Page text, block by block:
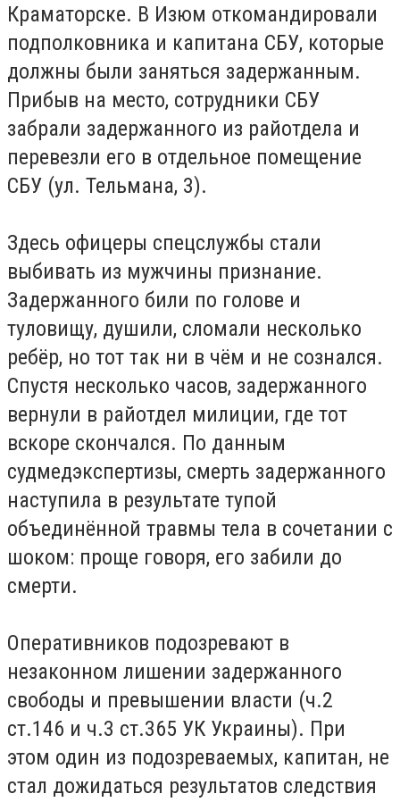
Краматорске. В Изюм откомандировали
подполковника и капитана СБУ, которые
должны были заняться задержанным.
Прибыв на место, сотрудники СБУ
забрали задержанного из райотдела и
перевезли его в отдельное помещение
СБУ (ул. Тельмана, 3).
Здесь офицеры спецслужбы стали
выбивать из мужчины признание.
Задержанного били по голове и
туловищу, душили, сломали несколько
ребёр, но тот так ни в чём и не сознался.
Спустя несколько часов, задержанного
вернули в райотдел милиции, где тот
вскоре скончался. По данным
судмедэкспертизы, смерть задержанного
наступила в результате тупой
объединённой травмы тела в сочетании с
шоком: проще говоря, его забили до
смерти.
Оперативников подозревают в
незаконном лишении задержанного
свободы и превышении власти (ч.2
ст.146 и ч.3 ст.365 УК Украины). При
этом один из подозреваемых, капитан, не
стал дожидаться результатов следствия